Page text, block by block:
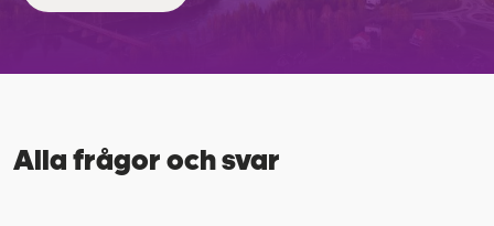
Alla frågor och svar